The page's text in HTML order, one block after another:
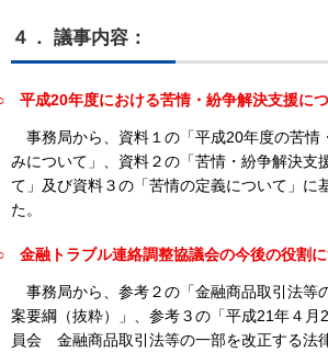
４． 議事内容：
平成20年度における苦情・紛争解決支援に
事務局から、資料１の「平成20年度の苦情
みについて」、資料２の「苦情・紛争解決支
て」及び資料３の「苦情の定義について」に
た。
金融トラブル連絡調整協議会の今後の役割
事務局から、参考２の「金融商品取引法等
案要綱（抜粋）」、参考３の「平成21年４月
員会 金融商品取引法等の一部を改正する法